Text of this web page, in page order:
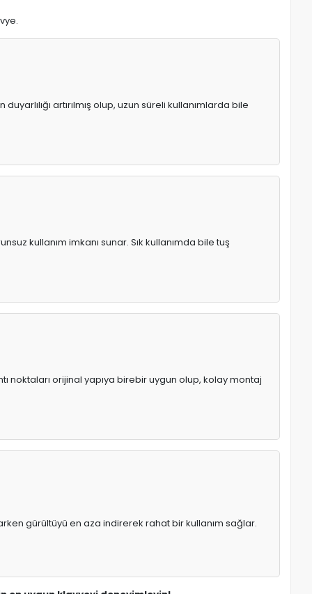
artırılmış olup, uzun süreli kullanımlarda bile
kullanım imkanı sunar. Sık kullanımda bile tuş
noktaları orijinal yapıya birebir uygun olup, kolay montaj
gürültüyü en aza indirerek rahat bir kullanım sağlar.